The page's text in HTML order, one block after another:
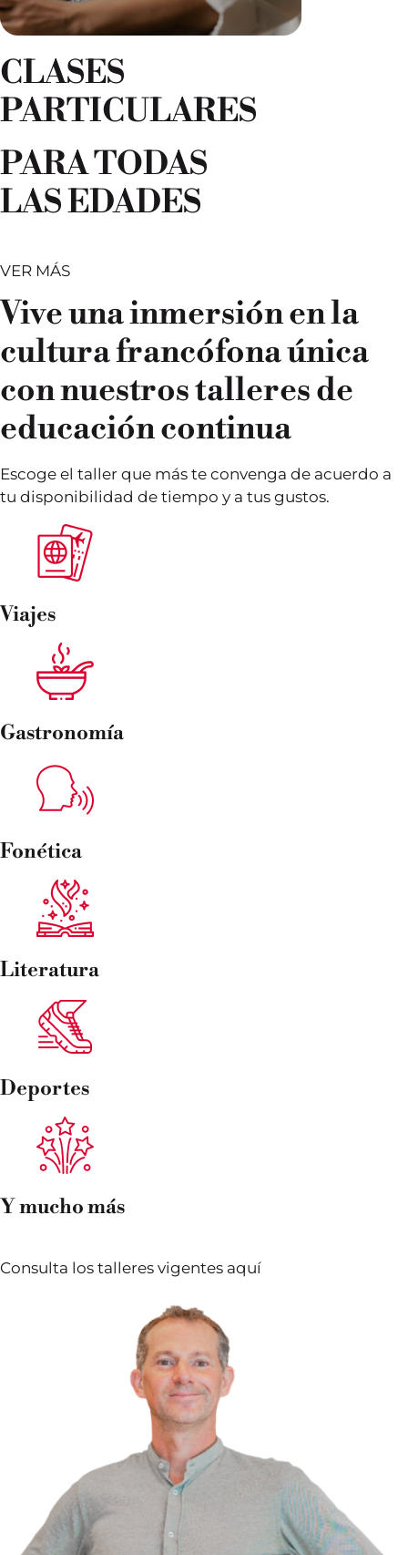
CLASES
PARTICULARES
PARA TODAS
LAS EDADES
VER MÁS
Vive una inmersión en la
cultura francófona única
con nuestros talleres de
educación continua
Escoge el taller que más te convenga de acuerdo a
tu disponibilidad de tiempo y a tus gustos.
Viajes
Gastronomía
Fonética
Literatura
Deportes
Y mucho más
Consulta los talleres vigentes aquí